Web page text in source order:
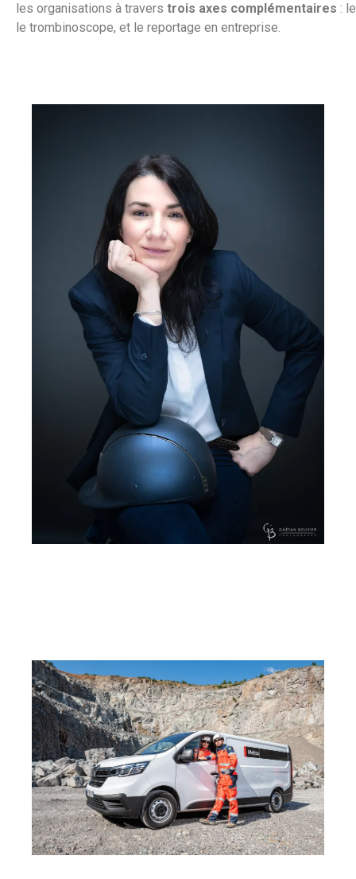
les organisations à travers trois axes complémentaires :
le trombinoscope, et le reportage en entreprise.